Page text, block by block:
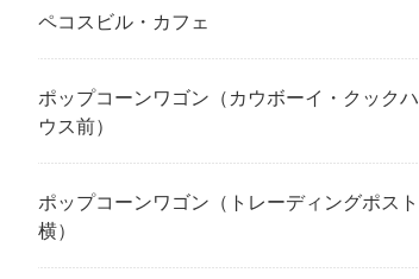
ペコスビル・カフェ
ポップコーンワゴン（カウボーイ・クックハ
ウス前）
ポップコーンワゴン（トレーディングポスト
横）